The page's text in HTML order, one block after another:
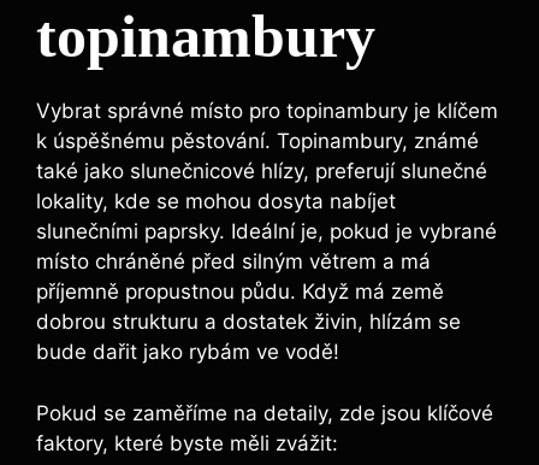
topinambury
Vybrat správné místo pro topinambury je klíčem
k úspěšnému pěstování. Topinambury, známé
také jako slunečnicové hlízy, preferují slunečné
lokality, kde se mohou dosyta nabíjet
slunečními paprsky. Ideální je, pokud je vybrané
místo chráněné před silným větrem a má
příjemně propustnou půdu. Když má země
dobrou strukturu a dostatek živin, hlízám se
bude dařit jako rybám ve vodě!
Pokud se zaměříme na detaily, zde jsou klíčové
faktory, které byste měli zvážit: